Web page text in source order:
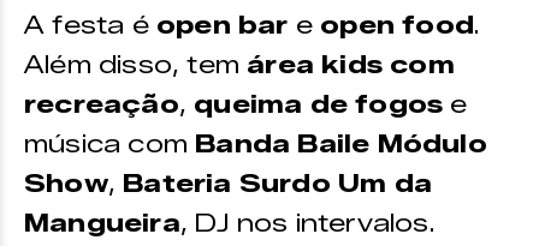
A festa é open bar e open food.
Além disso, tem área kids com
recreação, queima de fogos e
música com Banda Baile Módulo
Show, Bateria Surdo Um da
Mangueira, DJ nos intervalos.